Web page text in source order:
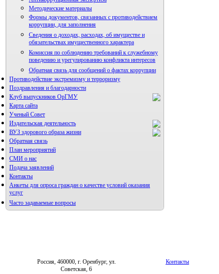
Методические материалы
Формы документов, связанных с противодействием
коррупции, для заполнения
Сведения о доходах, расходах, об имуществе и
обязательствах имущественного характера
Комиссия по соблюдению требований к служебному
поведению и урегулированию конфликта интересов
Обратная связь для сообщений о фактах коррупции
Противодействие экстремизму и терроризму
Поздравления и благодарности
Клуб выпускников ОрГМУ
Карта сайта
Ученый Совет
Издательская деятельность
Альманах молодой науки
ВУЗ здорового образа жизни
Фотогалерея
Обратная связь
План мероприятий
СМИ о нас
Подача заявлений
Контакты
Анкеты для опроса граждан о качестве условий оказания
услуг
Часто задаваемые вопросы
Россия, 460000, г. Оренбург, ул.
Советская, 6
Контакты